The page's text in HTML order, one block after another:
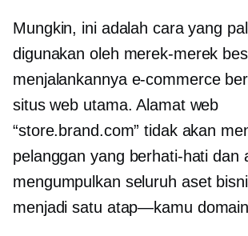
Mungkin, ini adalah cara yang
digunakan oleh merek-merek
menjalankannya e-commerce
situs web utama. Alamat web
“store.brand.com” tidak akan
pelanggan yang berhati-hati dan
mengumpulkan seluruh aset
menjadi satu atap—kamu